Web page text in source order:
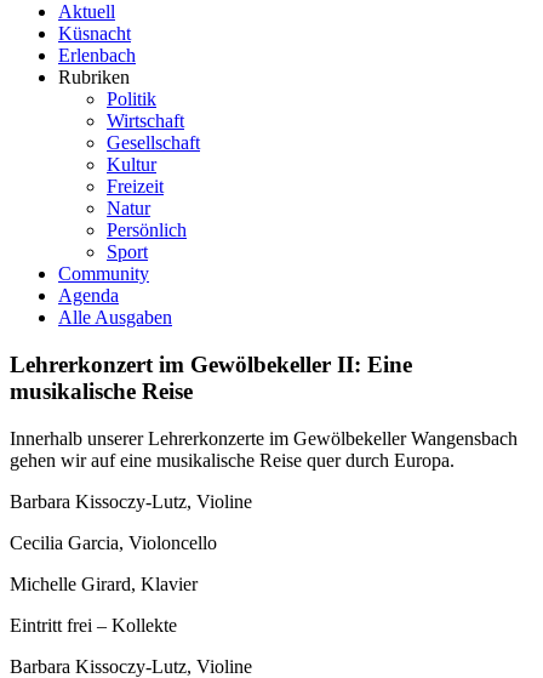
Aktuell
Küsnacht
Erlenbach
Rubriken
Politik
Wirtschaft
Gesellschaft
Kultur
Freizeit
Natur
Persönlich
Sport
Community
Agenda
Alle Ausgaben
Lehrerkonzert im Gewölbekeller II: Eine
musikalische Reise
Innerhalb unserer Lehrerkonzerte im Gewölbekeller Wangensbach
gehen wir auf eine musikalische Reise quer durch Europa.
Barbara Kissoczy-Lutz, Violine
Cecilia Garcia, Violoncello
Michelle Girard, Klavier
Eintritt frei – Kollekte
Barbara Kissoczy-Lutz, Violine